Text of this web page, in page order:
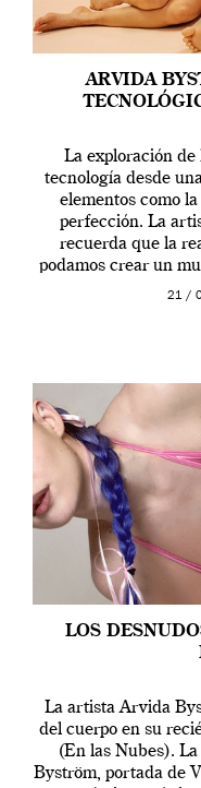
ARVIDA
La exploración
tecnología desde
elementos como
perfección. La
recuerda que la
podamos crear un
que los
21 /
LOS
La artista Arvida
del cuerpo en su
(En las Nubes).
Byström, portada de